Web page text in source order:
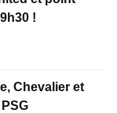
!
Chevalier et